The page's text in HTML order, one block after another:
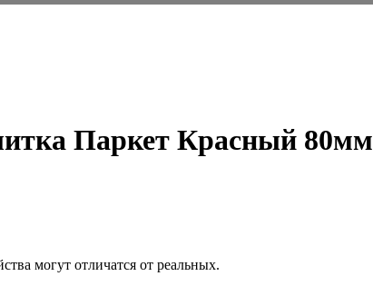
Паркет Красный 80мм
могут отличатся от реальных.